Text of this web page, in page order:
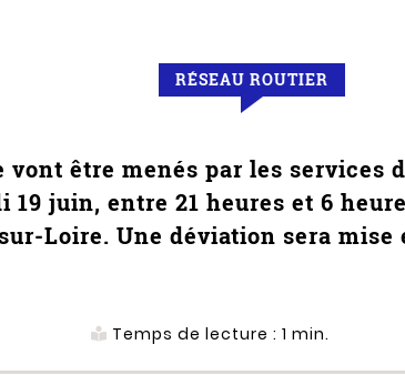
RÉSEAU ROUTIER
vont être menés par les services
19 juin, entre 21 heures et 6
sur-Loire. Une déviation sera mise
Temps de lecture : 1 min.